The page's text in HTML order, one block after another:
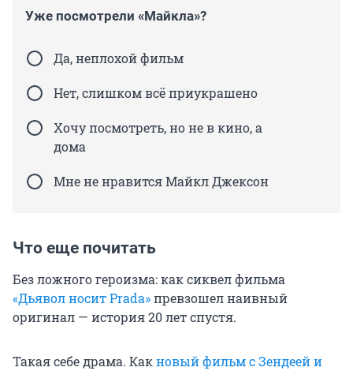
Уже посмотрели «Майкла»?
Да, неплохой фильм
Нет, слишком всё приукрашено
Хочу посмотреть, но не в кино, а
дома
Мне не нравится Майкл Джексон
Что еще почитать
Без ложного героизма: как сиквел фильма
«Дьявол носит Prada»превзошел наивный
оригинал — история 20 лет спустя.
Такая себе драма. Какновый фильм с Зендеей и